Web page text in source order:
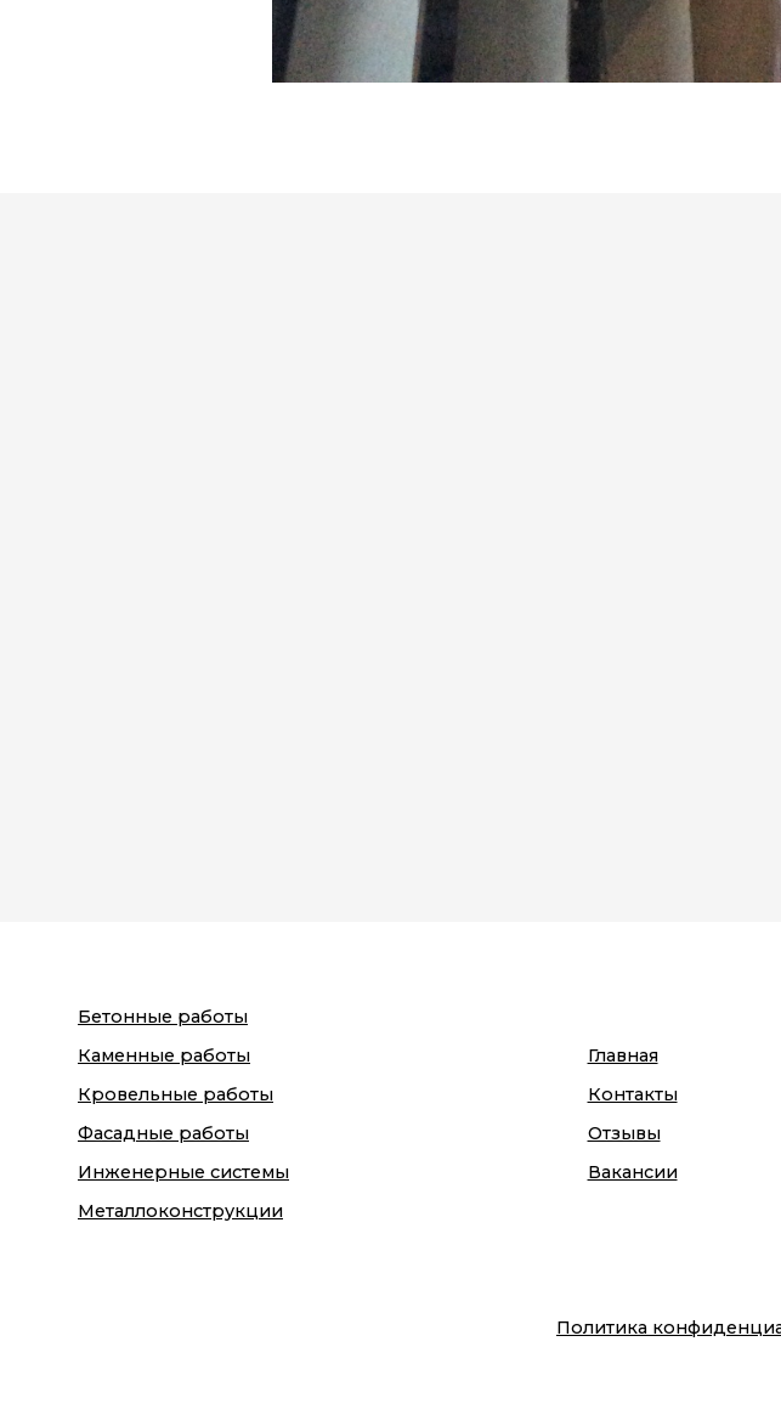
Бетонные работы
Каменные работы
Кровельные работы
Фасадные работы
Инженерные системы
Металлоконструкции
Главная
Контакты
Отзывы
Вакансии
Политика